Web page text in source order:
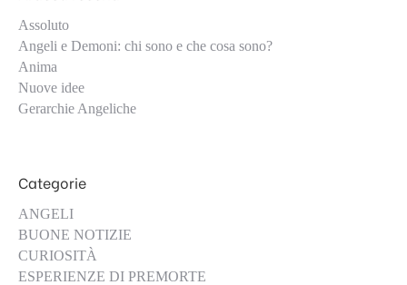
Assoluto
Angeli e Demoni: chi sono e che cosa sono?
Anima
Nuove idee
Gerarchie Angeliche
Categorie
ANGELI
BUONE NOTIZIE
CURIOSITÀ
ESPERIENZE DI PREMORTE